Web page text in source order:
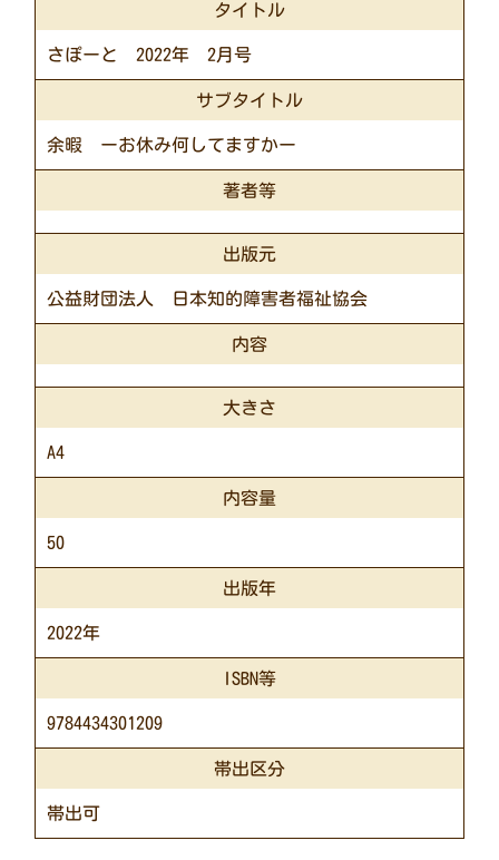
タイトル
さぽーと 2022年 2月号
サブタイトル
余暇 ーお休み何してますかー
著者等
出版元
公益財団法人 日本知的障害者福祉協会
内容
大きさ
A4
内容量
50
出版年
2022年
ISBN等
9784434301209
帯出区分
帯出可